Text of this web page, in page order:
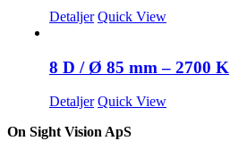
Detaljer Quick View
8 D / Ø 85 mm – 2700 K
Detaljer Quick View
On Sight Vision ApS